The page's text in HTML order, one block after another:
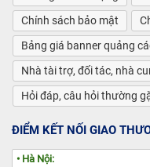
Chính sách bảo mật
Bảng giá banner quảng
Nhà tài trợ, đối tác, nhà
Hỏi đáp, câu hỏi thường
ĐIỂM KẾT NỐI GIAO
• Hà Nội: